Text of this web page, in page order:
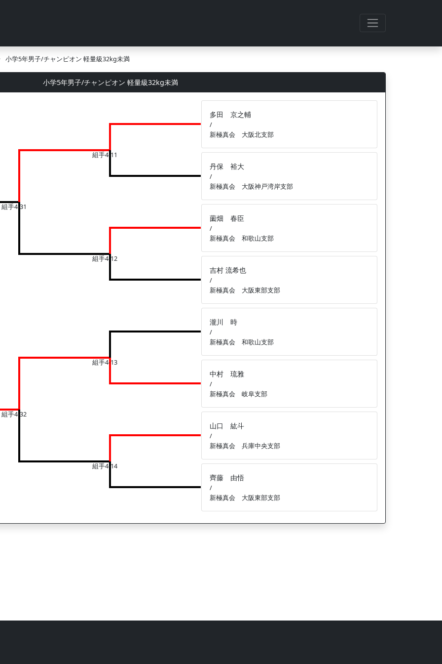
小学5年男子/チャンピオン 軽量級32kg未満
小学5年男子/チャンピオン 軽量級32kg未満
組手4-31
組手4-32
組手4-11
組手4-12
組手4-13
組手4-14
多田 京之輔
/
新極真会 大阪北支部
丹保 裕大
/
新極真会 大阪神戸湾岸支部
薗畑 春臣
/
新極真会 和歌山支部
吉村 流希也
/
新極真会 大阪東部支部
瀧川 時
/
新極真会 和歌山支部
中村 琉雅
/
新極真会 岐阜支部
山口 紘斗
/
新極真会 兵庫中央支部
齊藤 由悟
/
新極真会 大阪東部支部